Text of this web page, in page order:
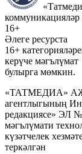
коммуникацияләр
16+
Әлеге ресурста
16+
керүче мәгълүмат
булырга мөмкин.
«ТАТМЕДИА» АҖ
агентлыгының
редакциясе» ЭЛ
мәгълүмати
күзәтчелек
теркәлгән